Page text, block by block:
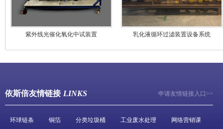
紫外线光催化氧化中试装置 乳化液循环过滤装置设备系统
依斯倍友情链接 LINKS 申请友情链接入口>>
环球链条 铜箔 分类垃圾桶 工业废水处理
网络营销课